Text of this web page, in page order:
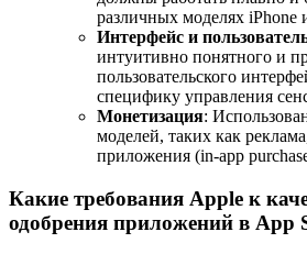
различных моделях iPhone
Интерфейс и
интуитивно понятного и
пользовательского
специфику управления
Монетизация:
моделей, таких как
приложения (in-app
Какие требования Apple к
одобрения приложений в App